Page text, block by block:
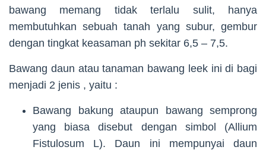
bawang memang tidak terlalu sulit, hanya
membutuhkan sebuah tanah yang subur, gembur
dengan tingkat keasaman ph sekitar 6,5 – 7,5.
Bawang daun atau tanaman bawang leek ini di bagi
menjadi 2 jenis , yaitu :
Bawang bakung ataupun bawang semprong
yang biasa disebut dengan simbol (Allium
Fistulosum L). Daun ini mempunyai daun